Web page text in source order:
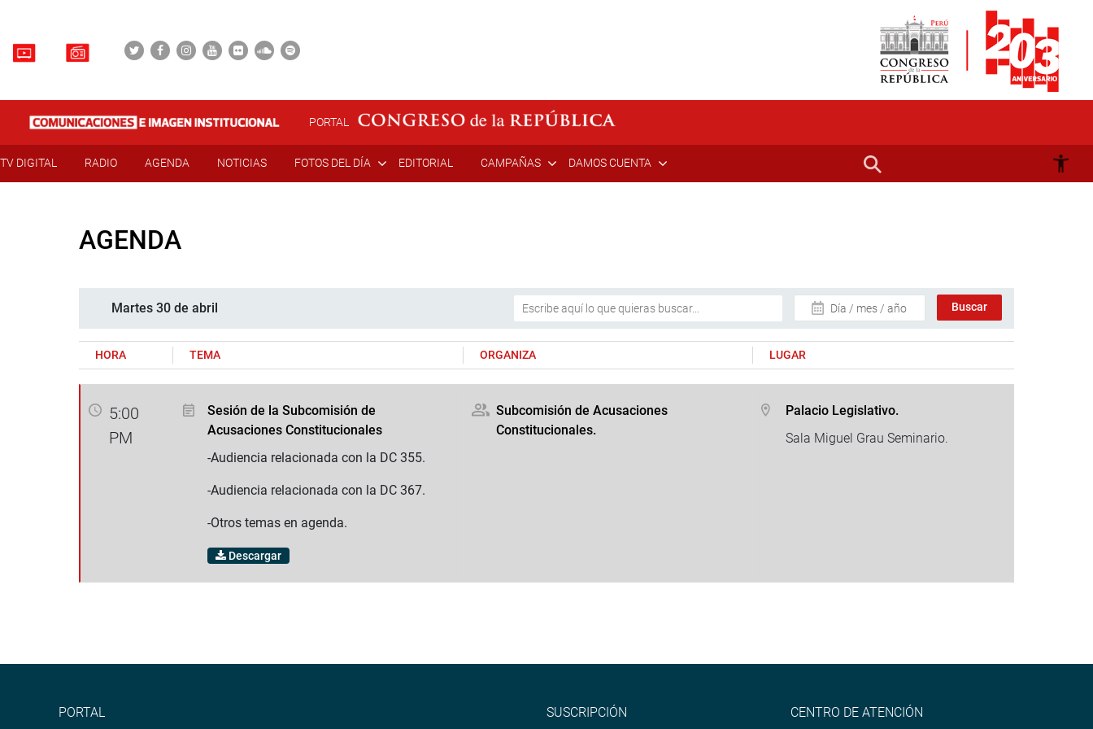
PORTAL
TV DIGITAL RADIO AGENDA NOTICIAS FOTOS DEL DÍA EDITORIAL CAMPAÑAS DAMOS CUENTA
AGENDA
Martes 30 de abril Día / mes / año
HORA TEMA ORGANIZA LUGAR
5:00
PM
Sesión de la Subcomisión de
Acusaciones Constitucionales
-Audiencia relacionada con la DC 355.
-Audiencia relacionada con la DC 367.
-Otros temas en agenda.
Descargar
Subcomisión de Acusaciones
Constitucionales.
Palacio Legislativo.
Sala Miguel Grau Seminario.
PORTAL SUSCRIPCIÓN CENTRO DE ATENCIÓN